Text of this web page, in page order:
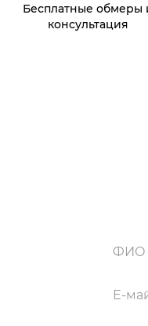
Бесплатные обмеры
консультация